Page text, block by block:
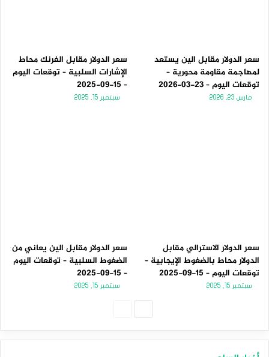
سعر الدولار مقابل الين يستعد
لمهاجمة مقاومة محورية –
توقعات اليوم – 23-03-2026
مارس 23, 2026
سعر الدولار مقابل الفرنك محاط
الإشارات السلبية – توقعات اليوم
– 15-09-2025
سبتمبر 15, 2025
سعر الدولار الاسترالي مقابل
الدولار محاط بالضغوط الإيجابية –
توقعات اليوم – 15-09-2025
سبتمبر 15, 2025
سعر الدولار مقابل الين يعاني من
الضغوط السلبية – توقعات اليوم
– 15-09-2025
سبتمبر 15, 2025